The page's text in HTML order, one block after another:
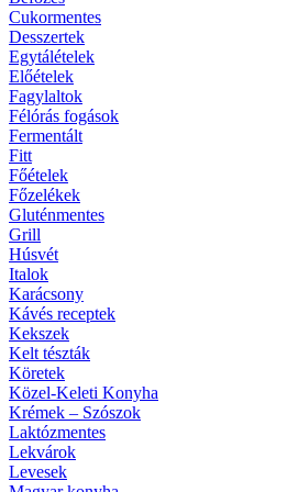
Cukormentes
Desszertek
Egytálételek
Előételek
Fagylaltok
Félórás fogások
Fermentált
Fitt
Főételek
Főzelékek
Gluténmentes
Grill
Húsvét
Italok
Karácsony
Kávés receptek
Kekszek
Kelt tészták
Köretek
Közel-Keleti Konyha
Krémek – Szószok
Laktózmentes
Lekvárok
Levesek